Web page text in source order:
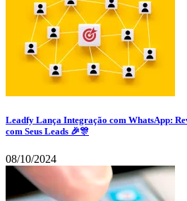
Leadfy Lança Integração com WhatsApp:
com Seus Leads 🎉🎊
08/10/2024